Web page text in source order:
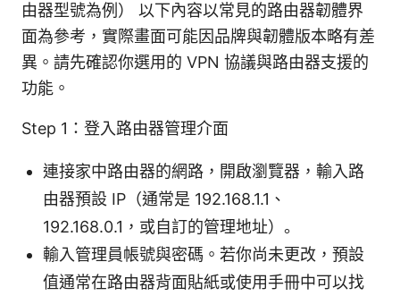
由器型號為例） 以下內容以常見的路由器韌體界
面為參考，實際畫面可能因品牌與韌體版本略有差
異。請先確認你選用的 VPN 協議與路由器支援的
功能。
Step 1：登入路由器管理介面
連接家中路由器的網路，開啟瀏覽器，輸入路
由器預設 IP（通常是 192.168.1.1、
192.168.0.1，或自訂的管理地址）。
輸入管理員帳號與密碼。若你尚未更改，預設
值通常在路由器背面貼紙或使用手冊中可以找